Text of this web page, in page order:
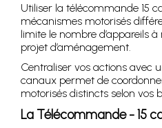
Utiliser la télécommande 15
mécanismes motorisés
limite le nombre d’appareils
projet d’aménagement.
Centraliser vos actions avec
canaux permet de
motorisés distincts selon vos
La Télécommande - 15